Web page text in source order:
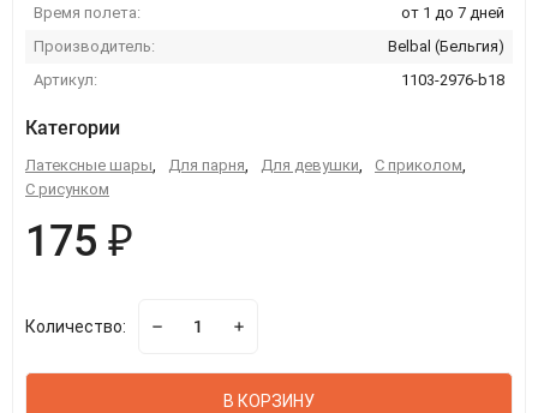
Время полета:
от 1 до 7 дней
Производитель:
Belbal (Бельгия)
Артикул:
1103-2976-b18
Категории
Латексные шары, Для парня, Для девушки, С приколом,
С рисунком
175 ₽
Количество:
В КОРЗИНУ